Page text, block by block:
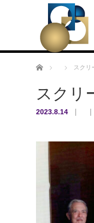
ホーム スクリ
スクリ
2023.8.14